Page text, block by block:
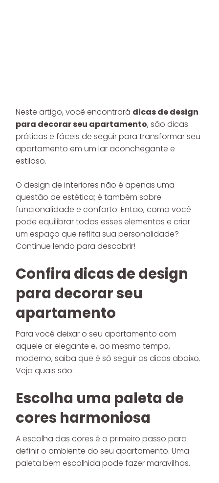
Neste artigo, você encontrará dicas de design
para decorar seu apartamento, são dicas
práticas e fáceis de seguir para transformar seu
apartamento em um lar aconchegante e
estiloso.
O design de interiores não é apenas uma
questão de estética; é também sobre
funcionalidade e conforto. Então, como você
pode equilibrar todos esses elementos e criar
um espaço que reflita sua personalidade?
Continue lendo para descobrir!
Confira dicas de design
para decorar seu
apartamento
Para você deixar o seu apartamento com
aquele ar elegante e, ao mesmo tempo,
moderno, saiba que é só seguir as dicas abaixo.
Veja quais são:
Escolha uma paleta de
cores harmoniosa
A escolha das cores é o primeiro passo para
definir o ambiente do seu apartamento. Uma
paleta bem escolhida pode fazer maravilhas.